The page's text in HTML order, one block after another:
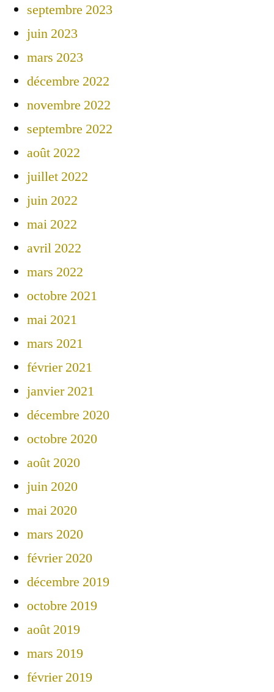
septembre 2023
juin 2023
mars 2023
décembre 2022
novembre 2022
septembre 2022
août 2022
juillet 2022
juin 2022
mai 2022
avril 2022
mars 2022
octobre 2021
mai 2021
mars 2021
février 2021
janvier 2021
décembre 2020
octobre 2020
août 2020
juin 2020
mai 2020
mars 2020
février 2020
décembre 2019
octobre 2019
août 2019
mars 2019
février 2019